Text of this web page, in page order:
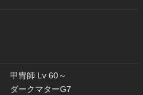
甲冑師 Lv 60～
ダークマターG7